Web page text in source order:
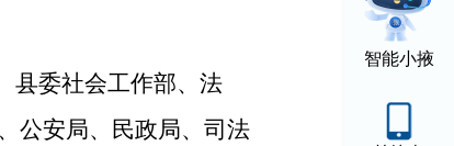
智能小掖
县委社会工作部、法
公安局、民政局、司法